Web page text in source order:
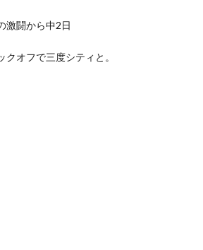
激闘から中2日
クオフで三度シティと。